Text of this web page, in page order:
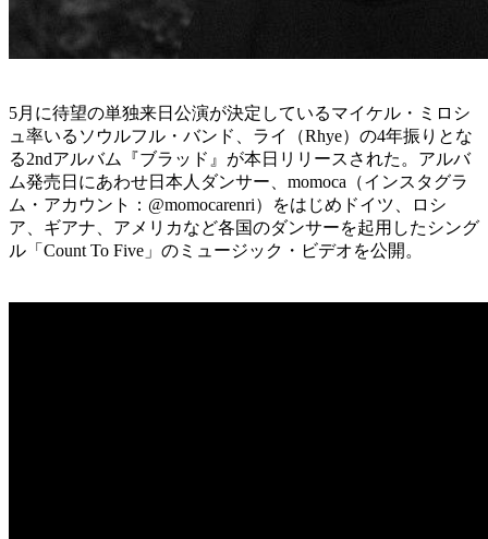
5月に待望の単独来日公演が決定しているマイケル・ミロシ
ュ率いるソウルフル・バンド、ライ（Rhye）の4年振りとな
る2ndアルバム『ブラッド』が本日リリースされた。アルバ
ム発売日にあわせ日本人ダンサー、momoca（インスタグラ
ム・アカウント：@momocarenri）をはじめドイツ、ロシ
ア、ギアナ、アメリカなど各国のダンサーを起用したシング
ル「Count To Five」のミュージック・ビデオを公開。